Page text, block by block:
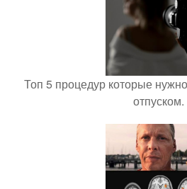
Топ 5 процедур которые
отпуском.